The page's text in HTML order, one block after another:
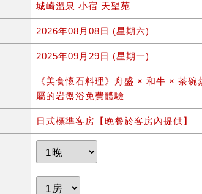
城崎溫泉 小宿 天望苑
2026年08月08日 (星期六)
2025年09月29日 (星期一)
《美食懷石料理》舟盛 × 和牛 × 茶
屬的岩盤浴免費體驗
日式標準客房【晚餐於客房內提供】